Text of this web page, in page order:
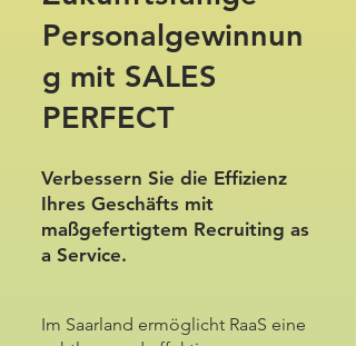
Personalgewinnun
g mit SALES
PERFECT
Verbessern Sie die Effizienz
Ihres Geschäfts mit
maßgefertigtem Recruiting as
a Service.
Im Saarland ermöglicht RaaS eine